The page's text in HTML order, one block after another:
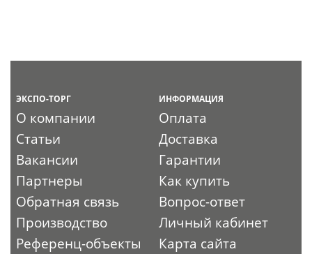
ЭКСПО-ТОРГ
О компании
Статьи
Вакансии
Партнеры
Обратная связь
Производство
Референц-объекты
ИНФОРМАЦИЯ
Оплата
Доставка
Гарантии
Как купить
Вопрос-ответ
Личный кабинет
Карта сайта